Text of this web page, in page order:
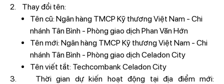
2. Thay đổi tên:
Tên cũ: Ngân hàng TMCP Kỹ thương Việt Nam - Chi
nhánh Tân Bình - Phòng giao dịch Phan Văn Hớn
Tên mới: Ngân hàng TMCP Kỹ thương Việt Nam - Chi
nhánh Tân Bình - Phòng giao dịch Celadon City
Tên viết tắt: Techcombank Celadon City
3. Thời gian dự kiến hoạt động tại địa điểm mới: